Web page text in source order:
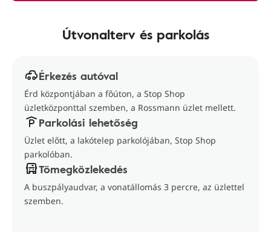
Útvonalterv és parkolás
Érkezés autóval
Érd központjában a főúton, a Stop Shop
üzletközponttal szemben, a Rossmann üzlet mellett.
Parkolási lehetőség
Üzlet előtt, a lakótelep parkolójában, Stop Shop
parkolóban.
Tömegközlekedés
A buszpályaudvar, a vonatállomás 3 percre, az üzlettel
szemben.